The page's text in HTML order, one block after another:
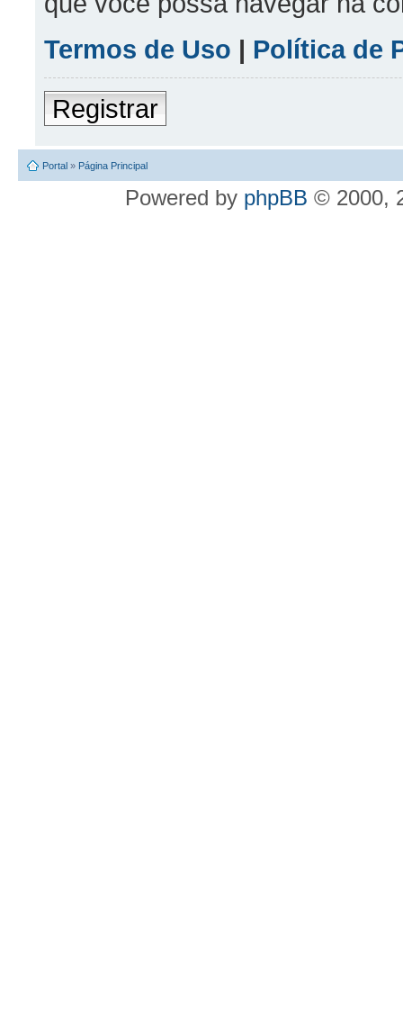
Termos de Uso | Política de
Registrar
Portal » Página Principal
Powered by phpBB © 2000,